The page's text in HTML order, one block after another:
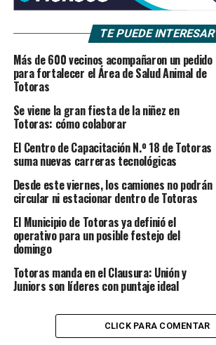
TE PUEDE INTERESAR
Más de 600 vecinos acompañaron un pedido
para fortalecer el Área de Salud Animal de
Totoras
Se viene la gran fiesta de la niñez en
Totoras: cómo colaborar
El Centro de Capacitación N.º 18 de Totoras
suma nuevas carreras tecnológicas
Desde este viernes, los camiones no podrán
circular ni estacionar dentro de Totoras
El Municipio de Totoras ya definió el
operativo para un posible festejo del
domingo
Totoras manda en el Clausura: Unión y
Juniors son líderes con puntaje ideal
CLICK PARA COMENTAR